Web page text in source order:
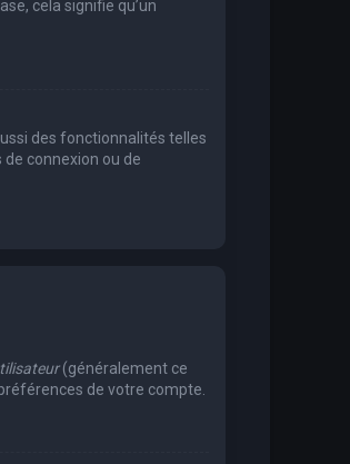
cela signifie qu’un
des fonctionnalités telles
connexion ou de
(généralement ce
de votre compte.